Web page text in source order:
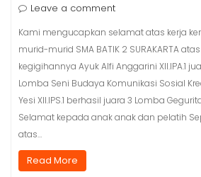
Leave a comment
Kami mengucapkan selamat atas kerja
murid-murid SMA BATIK 2 SURAKARTA
kegigihannya Ayuk Alfi Anggarini XII.IPA.1
Lomba Seni Budaya Komunikasi Sosial
Yesi XII.IPS.1 berhasil juara 3 Lomba
Selamat kepada anak anak dan pelatih
atas…
Read More